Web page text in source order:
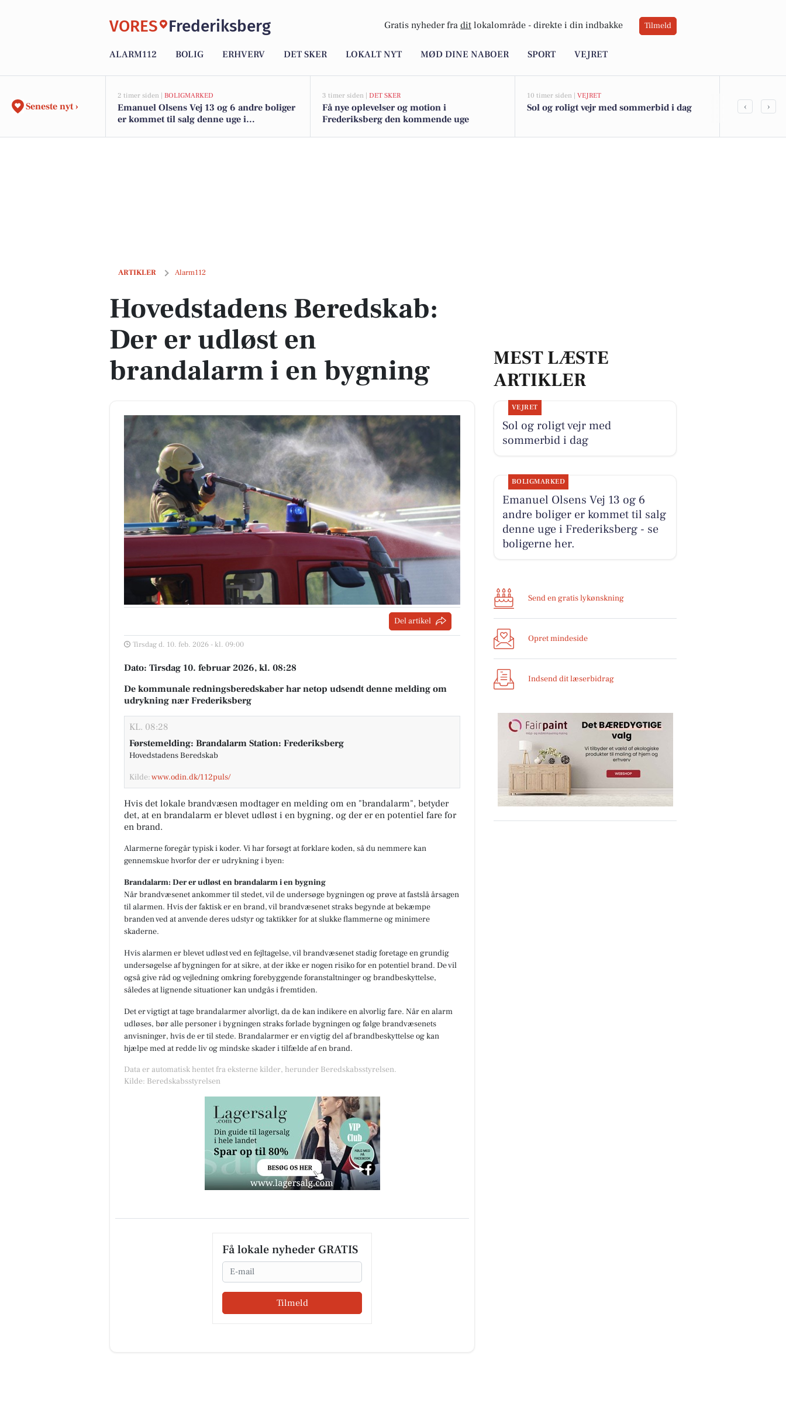
VORES Frederiksberg Gratis nyheder fra dit lokalområde - direkte i din indbakke Tilmeld
ALARM112 BOLIG ERHVERV DET SKER LOKALT NYT MØD DINE NABOER SPORT VEJRET
Seneste nyt ›
2 timer siden | BOLIGMARKED
Emanuel Olsens Vej 13 og 6 andre boliger
er kommet til salg denne uge i
3 timer siden | DET SKER
Få nye oplevelser og motion i
Frederiksberg den kommende uge
10 timer siden | VEJRET
Sol og roligt vejr med sommerbid i dag
Oplev
‹ ›
ARTIKLER Alarm112
Hovedstadens Beredskab: Der er udløst en brandalarm i en bygning
Hovedstadens Beredskab:
Der er udløst en
brandalarm i en bygning
Del artikel
Tirsdag d. 10. feb. 2026 - kl. 09:00
Dato: Tirsdag 10. februar 2026, kl. 08:28
De kommunale redningsberedskaber har netop udsendt denne melding om
udrykning nær Frederiksberg
KL. 08:28
Førstemelding: Brandalarm Station: Frederiksberg
Hovedstadens Beredskab
Kilde:www.odin.dk/112puls/
Hvis det lokale brandvæsen modtager en melding om en "brandalarm", betyder
det, at en brandalarm er blevet udløst i en bygning, og der er en potentiel fare for
en brand.
Alarmerne foregår typisk i koder. Vi har forsøgt at forklare koden, så du nemmere kan
gennemskue hvorfor der er udrykning i byen:
Brandalarm: Der er udløst en brandalarm i en bygning
Når brandvæsenet ankommer til stedet, vil de undersøge bygningen og prøve at fastslå årsagen
til alarmen. Hvis der faktisk er en brand, vil brandvæsenet straks begynde at bekæmpe
branden ved at anvende deres udstyr og taktikker for at slukke flammerne og minimere
skaderne.
Hvis alarmen er blevet udløst ved en fejltagelse, vil brandvæsenet stadig foretage en grundig
undersøgelse af bygningen for at sikre, at der ikke er nogen risiko for en potentiel brand. De vil
også give råd og vejledning omkring forebyggende foranstaltninger og brandbeskyttelse,
således at lignende situationer kan undgås i fremtiden.
Det er vigtigt at tage brandalarmer alvorligt, da de kan indikere en alvorlig fare. Når en alarm
udløses, bør alle personer i bygningen straks forlade bygningen og følge brandvæsenets
anvisninger, hvis de er til stede. Brandalarmer er en vigtig del af brandbeskyttelse og kan
hjælpe med at redde liv og mindske skader i tilfælde af en brand.
Data er automatisk hentet fra eksterne kilder, herunder Beredskabsstyrelsen.
Kilde: Beredskabsstyrelsen
Få lokale nyheder GRATIS
Email
Tilmeld
MEST LÆSTE
ARTIKLER
VEJRET
Sol og roligt vejr med
sommerbid i dag
BOLIGMARKED
Emanuel Olsens Vej 13 og 6
andre boliger er kommet til salg
denne uge i Frederiksberg - se
boligerne her.
Send en gratis lykønskning
Opret mindeside
Indsend dit læserbidrag